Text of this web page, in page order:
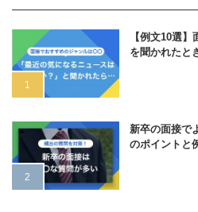
【例文10選
を聞かれたと
新卒の面接で
のポイントと